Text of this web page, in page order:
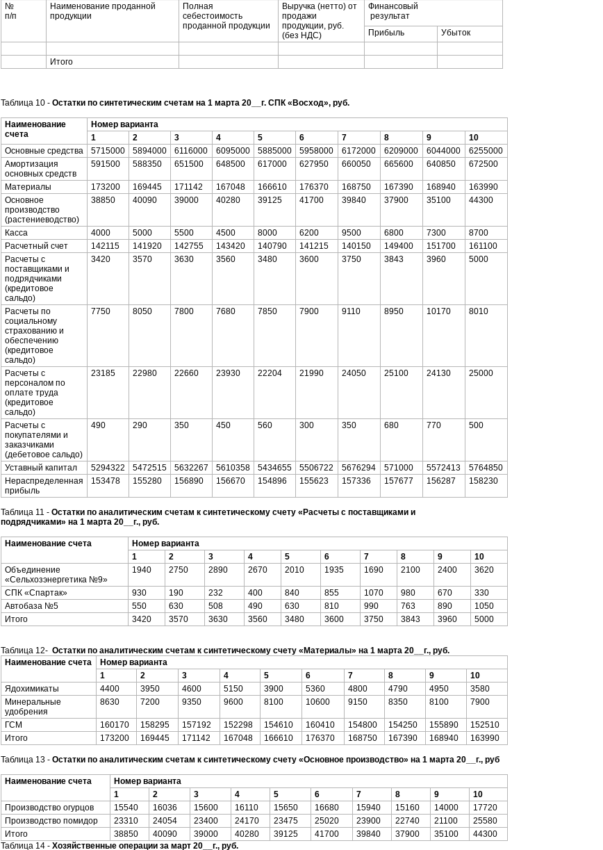
№
п/п
Наименование проданной
продукции
Полная
себестоимость
проданной продукции
Выручка (нетто) от
продажи
продукции, руб.
(без НДС)
Финансовый
результат
Прибыль
Убыток
Итого
Таблица 10 - Остатки по синтетическим счетам на 1 марта 20__г. СПК «Восход», руб.
Наименование
счета
Номер варианта
1
2 3 4 5 6 7 8 9
10
Основные средства
5715000 5894000 6116000 6095000 5885000 5958000 6172000 6209000 6044000
6255000
Амортизация
основных средств
591500 588350 651500 648500 617000 627950 660050 665600 640850 672500
Материалы 173200 169445 171142 167048 166610 176370 168750 167390 168940
163990
Основное
производство
(растениеводство)
38850 40090 39000 40280 39125 41700 39840 37900 35100 44300
Касса 4000 5000 5500 4500 8000 6200 9500 6800 7300
8700
Расчетный счет
142115 141920 142755 143420 140790 141215 140150 149400 151700
161100
Расчеты с
поставщиками и
подрядчиками
(кредитовое
сальдо)
3420 3570 3630 3560 3480 3600 3750 3843 3960 5000
Расчеты по
социальному
страхованию и
обеспечению
(кредитовое
сальдо)
7750 8050 7800 7680 7850 7900 9110 8950 10170 8010
Расчеты с
персоналом по
оплате труда
(кредитовое
сальдо)
23185 22980 22660 23930 22204 21990 24050 25100 24130 25000
Расчеты с
покупателями и
заказчиками
(дебетовое сальдо)
490 290 350 450 560 300 350 680 770 500
Уставный капитал 5294322 5472515 5632267 5610358 5434655 5506722 5676294 571000 5572413
5764850
Нераспределенная
прибыль
153478 155280 156890 156670 154896 155623 157336 157677 156287 158230
Таблица 11 - Остатки по аналитическим счетам к синтетическому счету «Расчеты с поставщиками и
подрядчиками» на 1 марта 20__г., руб.
Наименование счета
Номер варианта
1
2 3 4 5 6 7 8 9
10
Объединение
«Сельхозэнергетика №9»
1940 2750 2890 2670 2010 1935 1690 2100 2400 3620
СПК «Спартак» 930 190 232 400 840 855 1070 980 670
330
Автобаза №5
550 630 508 490 630 810 990 763 890
1050
Итого
3420 3570 3630 3560 3480 3600 3750 3843 3960 5000
Таблица 12- Остатки по аналитическим счетам к синтетическому счету «Материалы» на 1 марта 20__г., руб.
Наименование счета
Номер варианта
1
2 3 4 5 6 7 8 9
10
Ядохимикаты
4400 3950 4600 5150 3900 5360 4800 4790 4950
3580
Минеральные
удобрения
8630 7200 9350 9600 8100 10600 9150 8350 8100 7900
ГСМ 160170 158295 157192 152298 154610 160410 154800 154250 155890
152510
Итого
173200 169445 171142 167048 166610 176370 168750 167390 168940 163990
Таблица 13 - Остатки по аналитическим счетам к синтетическому счету «Основное производство» на 1 марта 20__г., руб
Наименование счета
Номер варианта
1
2 3 4 5 6 7 8 9
10
Производство огурцов
15540 16036 15600 16110 15650 16680 15940 15160 14000
17720
Производство помидор
23310 24054 23400 24170 23475 25020 23900 22740 21100
25580
Итого
38850 40090 39000 40280 39125 41700 39840 37900 35100
44300
Таблица 14 - Хозяйственные операции за март 20__г., руб.